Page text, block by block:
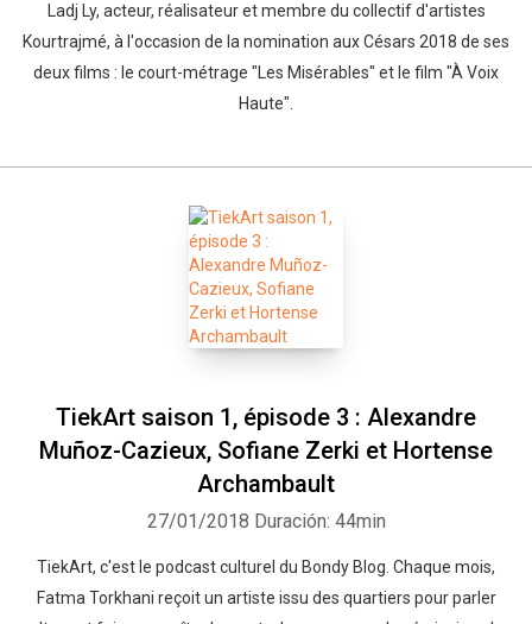
Ladj Ly, acteur, réalisateur et membre du collectif d'artistes
Kourtrajmé, à l'occasion de la nomination aux Césars 2018 de ses
deux films : le court-métrage "Les Misérables" et le film "À Voix
Haute".
TiekArt saison 1, épisode 3 : Alexandre
Muñoz-Cazieux, Sofiane Zerki et Hortense
Archambault
27/01/2018 Duración: 44min
TiekArt, c'est le podcast culturel du Bondy Blog. Chaque mois,
Fatma Torkhani reçoit un artiste issu des quartiers pour parler